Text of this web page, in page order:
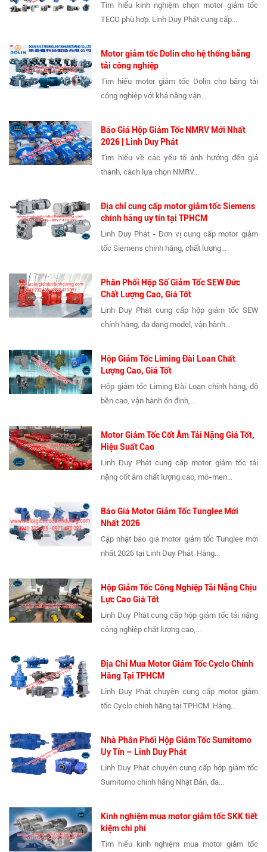
Tìm hiểu kinh nghiệm chọn motor giảm tốc
TECO phù hợp. Linh Duy Phát cung cấp...
Motor giảm tốc Dolin cho hệ thống băng
tải công nghiệp
Tìm hiểu motor giảm tốc Dolin cho băng tải
công nghiệp với khả năng vận...
Báo Giá Hộp Giảm Tốc NMRV Mới Nhất
2026 | Linh Duy Phát
Tìm hiểu về các yếu tố ảnh hưởng đến giá
thành, cách lựa chọn NMRV...
Địa chỉ cung cấp motor giảm tốc Siemens
chính hãng uy tín tại TPHCM
Linh Duy Phát - Đơn vị cung cấp motor giảm
tốc Siemens chính hãng, chất lượng...
Phân Phối Hộp Số Giảm Tốc SEW Đức
Chất Lượng Cao, Giá Tốt
Linh Duy Phát cung cấp hộp giảm tốc SEW
chính hãng, đa dạng model, vận hành...
Hộp Giảm Tốc Liming Đài Loan Chất
Lượng Cao, Giá Tốt
Hộp giảm tốc Liming Đài Loan chính hãng, độ
bền cao, vận hành ổn định,...
Motor Giảm Tốc Cốt Âm Tải Nặng Giá Tốt,
Hiệu Suất Cao
Linh Duy Phát cung cấp motor giảm tốc tải
nặng cốt âm chất lượng cao, mô-men...
Báo Giá Motor Giảm Tốc Tunglee Mới
Nhất 2026
Cập nhật báo giá motor giảm tốc Tunglee mới
nhất 2026 tại Linh Duy Phát. Hàng...
Hộp Giảm Tốc Công Nghiệp Tải Nặng Chịu
Lực Cao Giá Tốt
Linh Duy Phát cung cấp hộp giảm tốc tải nặng
công nghiệp chất lượng cao,...
Địa Chỉ Mua Motor Giảm Tốc Cyclo Chính
Hãng Tại TPHCM
Linh Duy Phát chuyên cung cấp motor giảm
tốc Cyclo chính hãng tại TPHCM. Hàng...
Nhà Phân Phối Hộp Giảm Tốc Sumitomo
Uy Tín – Linh Duy Phát
Linh Duy Phát chuyên cung cấp hộp giảm tốc
Sumitomo chính hãng Nhật Bản, đa...
Kinh nghiệm mua motor giảm tốc SKK tiết
kiệm chi phí
Tìm hiểu kinh nghiệm mua motor giảm tốc